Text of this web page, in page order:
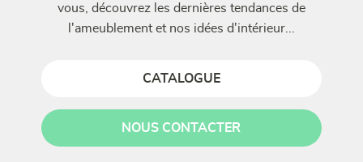
vous, découvrez les dernières tendances de
l'ameublement et nos idées d'intérieur...
CATALOGUE
NOUS CONTACTER